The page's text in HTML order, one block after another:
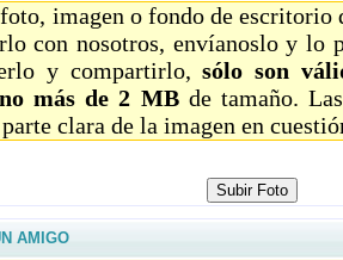
imagen o fondo de escritorio
con nosotros, envíanoslo y lo
y compartirlo,sólo son
más de 2 MBde tamaño.
clara de la imagen en
AMIGO